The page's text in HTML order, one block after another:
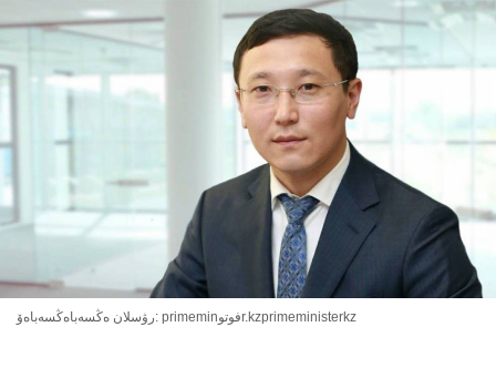
رۋسلان ەڭسەباەڭسەباەۆ: primeminفوتوr.kzprimeministerkz